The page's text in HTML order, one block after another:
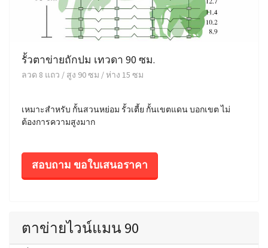
รั้วตาข่ายถักปม เทวดา 90 ซม.
ลวด 8 แถว / สูง 90 ซม / ห่าง 15 ซม
เหมาะสำหรับ กั้นสวนหย่อม รั้วเตี้ย กั้นเขตแดน บอกเขต ไม่
ต้องการความสูงมาก
สอบถาม ขอใบเสนอราคา
ตาข่ายไวน์แมน 90